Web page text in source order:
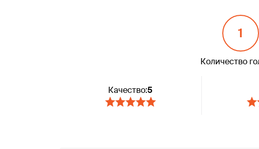
1
Количество
Качество:5